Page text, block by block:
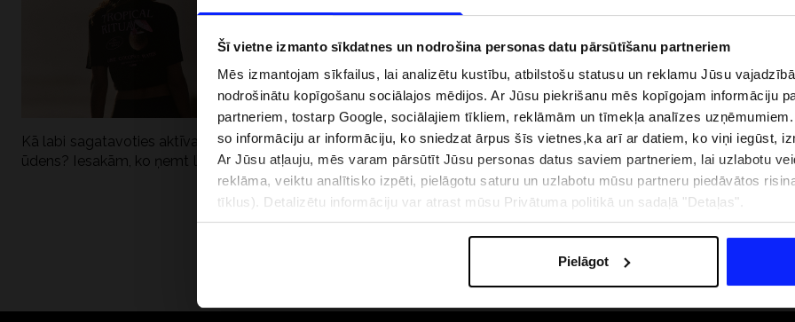
Šī vietne izmanto sīkdatnes un nodrošina personas datu pārsūtīšanu partneriem
Mēs izmantojam sīkfailus, lai analizētu kustību, atbilstošu statusu un reklamu Jūsu
nodrošinātu kopīgošanu sociālajos mēdijos. Ar Jūsu piekrišanu mēs kopīgojam informāciju
partneriem, tostarp Google, sociālajiem tīkliem, reklāmām un tīmekļa analīzes
so informāciju ar informāciju, ko sniedzat ārpus šīs vietnes,ka arī ar datiem, ko viņi iegūst,
Ar Jūsu atļauju, mēs varam pārsūtīt Jūsu personas datus saviem partneriem, lai uzlabotu
reklāma, veiktu analītisko izpēti, pielāgotu saturu un uzlabotu mūsu partneru piedāvātos
tīklus). Detalizētu informāciju var atrast mūsu Privātuma politikā un sadaļā "Detaļas".
Pielāgot
Kā labi sagatavoties aktīvai dienai pie
ūdens? Iesakām, ko ņemt līdzi
Kāpēc UV aizsardzībai pie ūdens jābūt
dubultai: UPF apģērbs + SPF
Jaunā 4F tenisa un padela kolekcija.
Sportiska funkcionalitāte satiekas ar
mūsdienīgu stilu
VEIKALU ADRESES B2B 4F TEAM LOJALITĀTES